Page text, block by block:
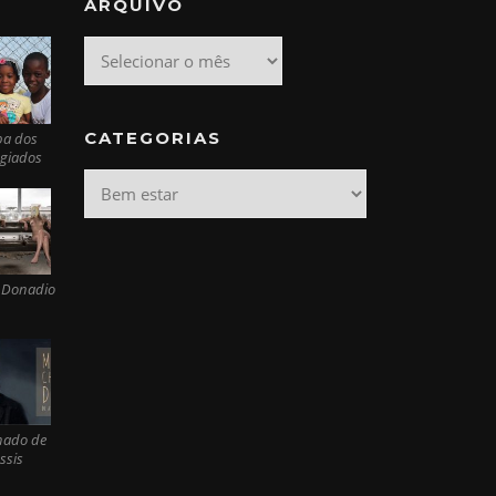
dos
de
ARQUIVO
CATEGORIAS